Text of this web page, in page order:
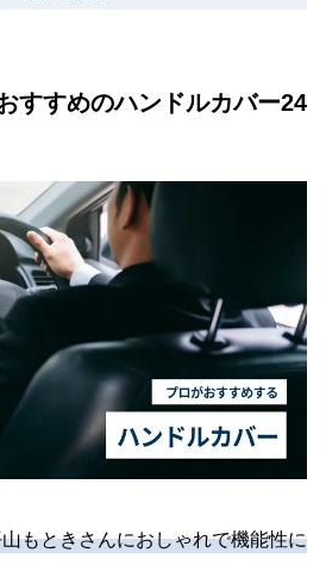
すすめのハンドルカバー24
もときさんにおしゃれで機能性に